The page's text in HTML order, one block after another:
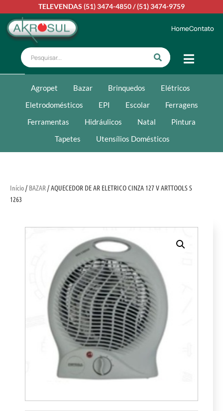
TELEVENDAS (51) 3474-4850/(51) 3474-9759
HomeContato
Agropet Bazar Brinquedos
Elétricos
Eletrodomésticos
EPI Escolar
Ferragens
Ferramentas
Hidráulicos Natal
Pintura
Tapetes
Utensílios Domésticos
Início/ BAZAR/ AQUECEDOR DE AR ELETRICO CINZA 127 V ARTTOOLS S
1263